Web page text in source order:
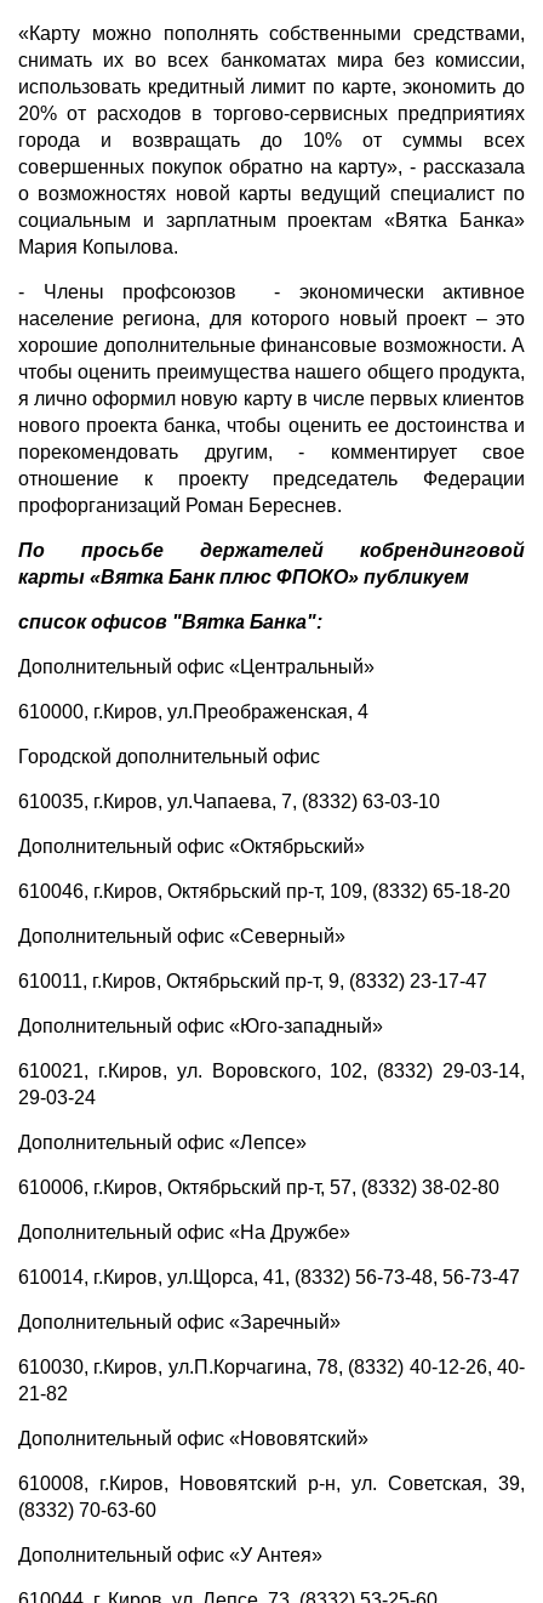
«Карту можно пополнять собственными средствами,
снимать их во всех банкоматах мира без комиссии,
использовать кредитный лимит по карте, экономить до
20% от расходов в торгово-сервисных предприятиях
города и возвращать до 10% от суммы всех
совершенных покупок обратно на карту», - рассказала
о возможностях новой карты ведущий специалист по
социальным и зарплатным проектам «Вятка Банка»
Мария Копылова.
- Члены профсоюзов - экономически активное
население региона, для которого новый проект – это
хорошие дополнительные финансовые возможности. А
чтобы оценить преимущества нашего общего продукта,
я лично оформил новую карту в числе первых клиентов
нового проекта банка, чтобы оценить ее достоинства и
порекомендовать другим, - комментирует свое
отношение к проекту председатель Федерации
профорганизаций Роман Береснев.
По просьбе держателей кобрендинговой
карты «Вятка Банк плюс ФПОКО» публикуем
список офисов "Вятка Банка":
Дополнительный офис «Центральный»
610000, г.Киров, ул.Преображенская, 4
Городской дополнительный офис
610035, г.Киров, ул.Чапаева, 7, (8332) 63-03-10
Дополнительный офис «Октябрьский»
610046, г.Киров, Октябрьский пр-т, 109, (8332) 65-18-20
Дополнительный офис «Северный»
610011, г.Киров, Октябрьский пр-т, 9, (8332) 23-17-47
Дополнительный офис «Юго-западный»
610021, г.Киров, ул. Воровского, 102, (8332) 29-03-14,
29-03-24
Дополнительный офис «Лепсе»
610006, г.Киров, Октябрьский пр-т, 57, (8332) 38-02-80
Дополнительный офис «На Дружбе»
610014, г.Киров, ул.Щорса, 41, (8332) 56-73-48, 56-73-47
Дополнительный офис «Заречный»
610030, г.Киров, ул.П.Корчагина, 78, (8332) 40-12-26, 40-
21-82
Дополнительный офис «Нововятский»
610008, г.Киров, Нововятский р-н, ул. Советская, 39,
(8332) 70-63-60
Дополнительный офис «У Антея»